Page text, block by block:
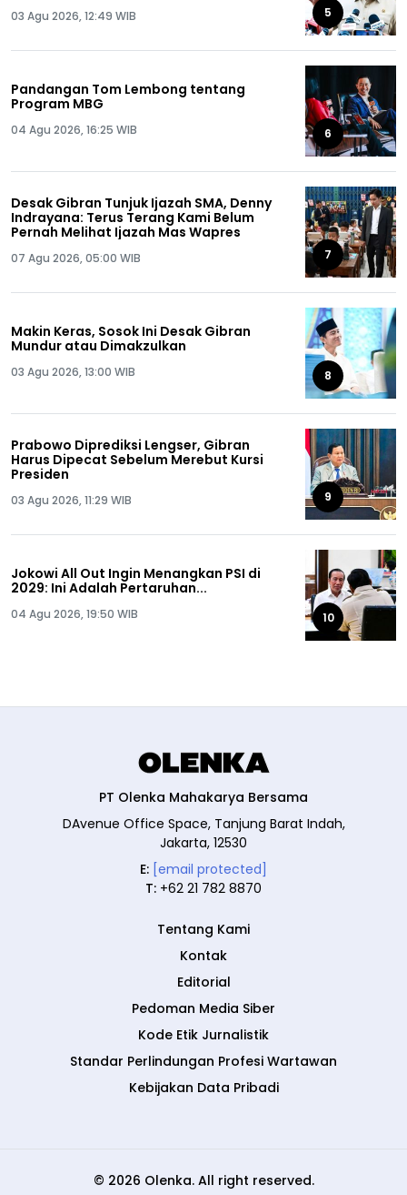
03 Agu 2026, 12:49 WIB 5
Pandangan Tom Lembong tentang
Program MBG
04 Agu 2026, 16:25 WIB 6
Desak Gibran Tunjuk Ijazah SMA, Denny
Indrayana: Terus Terang Kami Belum
Pernah Melihat Ijazah Mas Wapres
07 Agu 2026, 05:00 WIB 7
Makin Keras, Sosok Ini Desak Gibran
Mundur atau Dimakzulkan
03 Agu 2026, 13:00 WIB 8
Prabowo Diprediksi Lengser, Gibran
Harus Dipecat Sebelum Merebut Kursi
Presiden
03 Agu 2026, 11:29 WIB 9
Jokowi All Out Ingin Menangkan PSI di
2029: Ini Adalah Pertaruhan...
04 Agu 2026, 19:50 WIB 10
PT Olenka Mahakarya Bersama
DAvenue Office Space, Tanjung Barat Indah,
Jakarta, 12530
E: [email protected]
T: +62 21 782 8870
Tentang Kami
Kontak
Editorial
Pedoman Media Siber
Kode Etik Jurnalistik
Standar Perlindungan Profesi Wartawan
Kebijakan Data Pribadi
© 2026 Olenka. All right reserved.